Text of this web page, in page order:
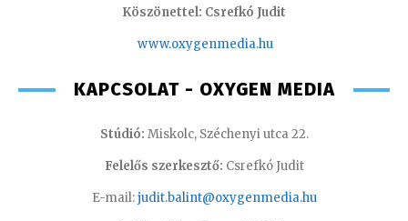
Köszönettel: Csrefkó Judit
www.oxygenmedia.hu
KAPCSOLAT - OXYGEN MEDIA
Stúdió: Miskolc, Széchenyi utca 22.
Felelős szerkesztő: Csrefkó Judit
E-mail:judit.balint@oxygenmedia.hu